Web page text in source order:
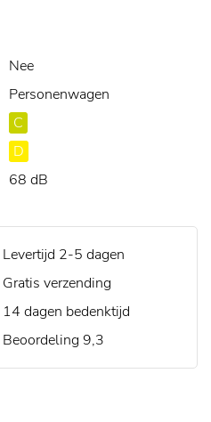
Nee
Personenwagen
C
D
68 dB
Levertijd 2-5 dagen
Gratis verzending
14 dagen bedenktijd
Beoordeling 9,3